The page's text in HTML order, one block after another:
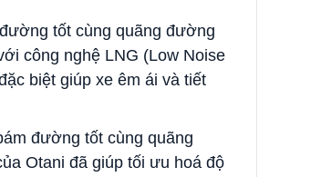
tốt cùng quãng đường
công nghệ LNG (Low Noise
biệt giúp xe êm ái và tiết
đường tốt cùng quãng
Otani đã giúp tối ưu hoá độ